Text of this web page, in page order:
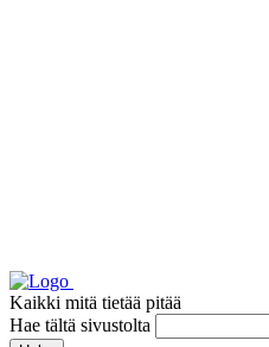
Kaikki mitä tietää pitää
Hae tältä sivustolta